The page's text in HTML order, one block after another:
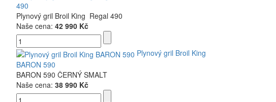
490
Plynový gril Broil King Regal 490
Naše cena:42 990 Kč
Plynový gril Broil King
BARON 590
BARON 590 ČERNÝ SMALT
Naše cena:38 990 Kč